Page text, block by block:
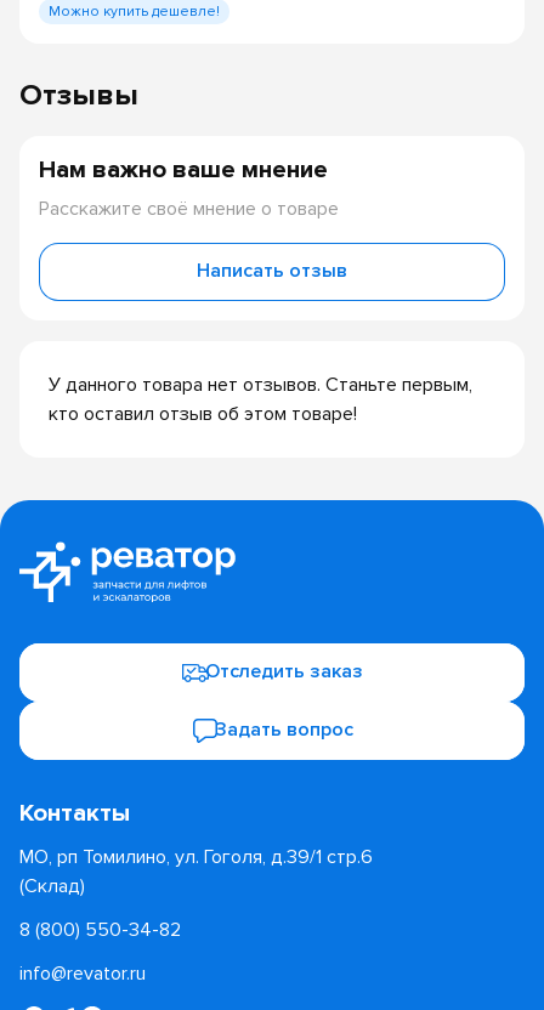
Можно купить дешевле!
Отзывы
У данного товара нет отзывов. Станьте первым,
кто оставил отзыв об этом товаре!
Нам важно ваше мнение
Расскажите своё мнение о товаре
Написать отзыв
Отследить заказ
Задать вопрос
Контакты
МО, рп Томилино, ул. Гоголя, д.39/1 стр.6
(Склад)
8 (800) 550-34-82
info@revator.ru